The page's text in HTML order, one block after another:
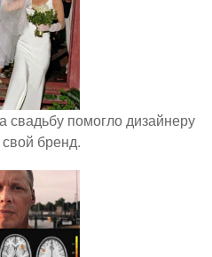
свадьбу помогло дизайнеру
бренд.